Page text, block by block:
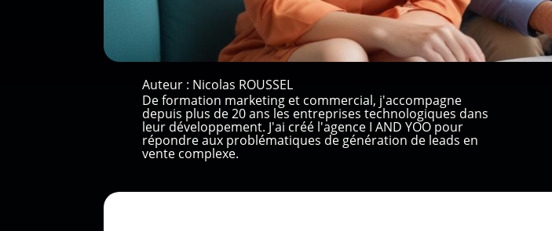
Auteur : Nicolas ROUSSEL
De formation marketing et commercial, j'accompagne
depuis plus de 20 ans les entreprises technologiques dans
leur développement. J'ai créé l'agence I AND YOO pour
répondre aux problématiques de génération de leads en
vente complexe.